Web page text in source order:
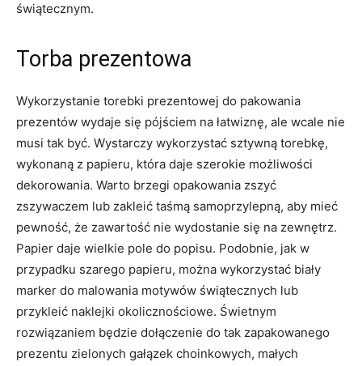
świątecznym.
Torba prezentowa
Wykorzystanie torebki prezentowej do pakowania
prezentów wydaje się pójściem na łatwiznę, ale wcale nie
musi tak być. Wystarczy wykorzystać sztywną torebkę,
wykonaną z papieru, która daje szerokie możliwości
dekorowania. Warto brzegi opakowania zszyć
zszywaczem lub zakleić taśmą samoprzylepną, aby mieć
pewność, że zawartość nie wydostanie się na zewnętrz.
Papier daje wielkie pole do popisu. Podobnie, jak w
przypadku szarego papieru, można wykorzystać biały
marker do malowania motywów świątecznych lub
przykleić naklejki okolicznościowe. Świetnym
rozwiązaniem będzie dołączenie do tak zapakowanego
prezentu zielonych gałązek choinkowych, małych